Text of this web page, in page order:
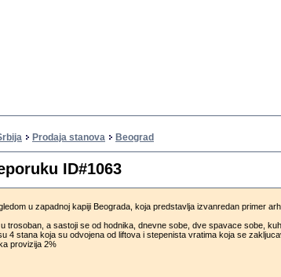
Prodaja stanova Beograd
ID#1063
u zapadnoj kapiji Beograda, koja predstavlja izvanredan primer
trosoban, a sastoji se od hodnika, dnevne sobe, dve spavace sobe,
4 stana koja su odvojena od liftova i stepenista vratima koja se
provizija 2%